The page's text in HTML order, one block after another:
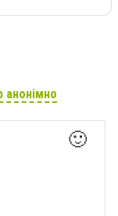
анонімно
🙂